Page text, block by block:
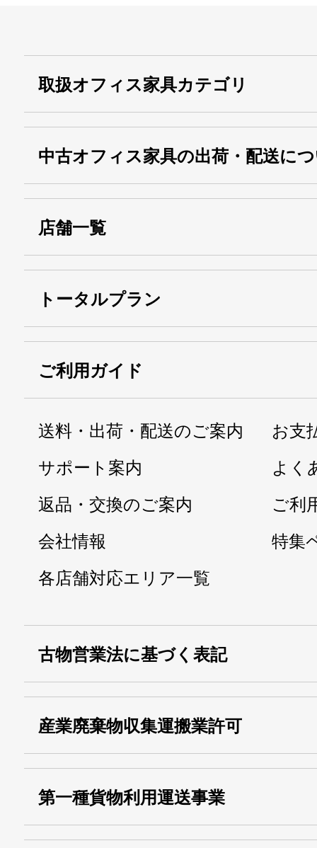
取扱オフィス家具カテゴリ
中古オフィス家具の出荷・配送に
店舗一覧
トータルプラン
ご利用ガイド
送料・出荷・配送のご案内
お支
サポート案内
よく
返品・交換のご案内
ご利
会社情報
特集
各店舗対応エリア一覧
古物営業法に基づく表記
産業廃棄物収集運搬業許可
運搬業許可証番号：
13000155805
第一種貨物利用運送事業